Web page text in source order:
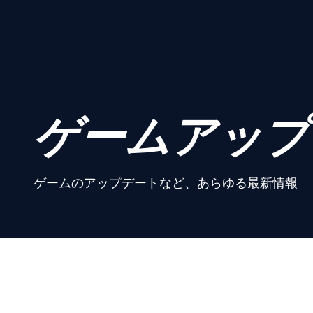
ゲームアッ
ゲームのアップデートなど、あらゆる最新情報